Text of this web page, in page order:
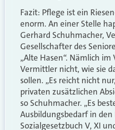
Fazit: Pflege ist ein
enorm. An einer Stelle
Gerhard Schuhmacher,
Gesellschafter des
„Alte Hasen“. Nämlich
Vermittler nicht, wie sie
sollen. „Es reicht nicht
privaten zusätzlichen
so Schuhmacher. „Es
Ausbildungsbedarf in den
Sozialgesetzbuch V, XI